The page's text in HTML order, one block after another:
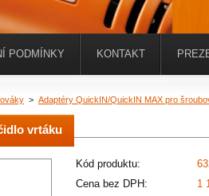
> Adaptéry QuickIN/QuickIN MAX pro
vrtáku
Kód produktu:
Cena bez DPH:
1
PODMÍNKY KONTAKT